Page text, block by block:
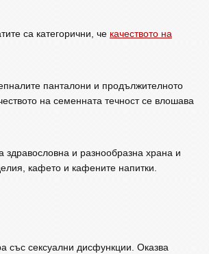
са категорични, че качеството на
панталони и продължителното
на семенната течност се влошава
и разнообразна храна и
кафето и кафените напитки.
със сексуални дисфункции. Оказва